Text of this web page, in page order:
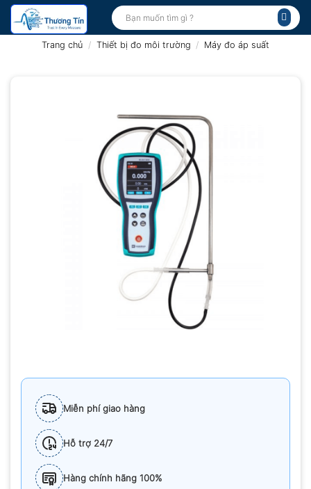
Bỏ
qua
Tìm
kiếm:
Trang chủ / Thiết bị đo môi trường / Máy đo áp suất
Miễn phí giao hàng
Hỗ trợ 24/7
Hàng chính hãng 100%